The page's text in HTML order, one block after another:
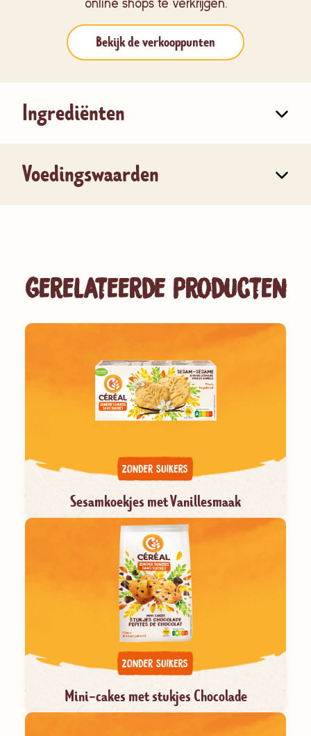
online shops te verkrijgen.
Bekijk de verkooppunten
Ingrediënten
Voedingswaarden
Gerelateerde producten
Sesamkoekjes met Vanillesmaak
Mini-cakes met stukjes Chocolade